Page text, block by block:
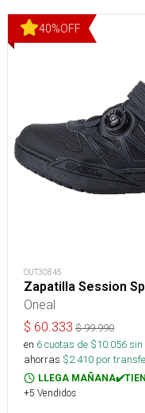
40%OFF
OUT30845
Zapatilla Session
Oneal
$ 60.333 $99.990
en 6cuotas de $10.056sin
ahorras $2.410 por
LLEGA
+5 Vendidos